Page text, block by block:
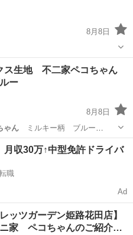
8月8日
ュア
ス生地 不二家ペコちゃん
ー
8月8日
ゃんミルキー柄 ブルー
、カバー リユース
月収30万↑中型免許ドライバ
職
Ad
ッツガーデン姫路花田店】
家 ペコちゃんのご紹介…